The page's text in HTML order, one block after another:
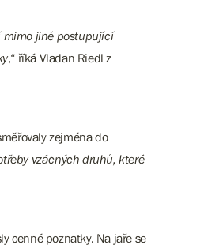
mimo jiné postupující
,“ říká Vladan Riedl z
zejména do
vzácných druhů, které
cenné poznatky. Na jaře se